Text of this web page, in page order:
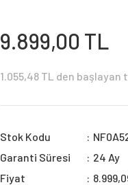
9.899,00 TL
1.055,48 TL den
Stok Kodu
Garanti Süresi
24 Ay
Fiyat